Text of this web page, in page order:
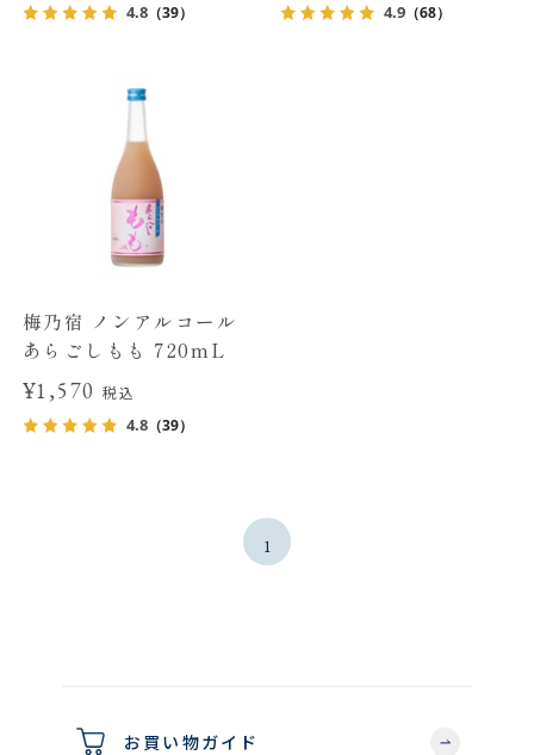
4.8（39） 4.9 （68）
梅乃宿 ノンアルコール
あらごしもも 720mL
¥1,570税込
4.8（39）
1
お買い物ガイド